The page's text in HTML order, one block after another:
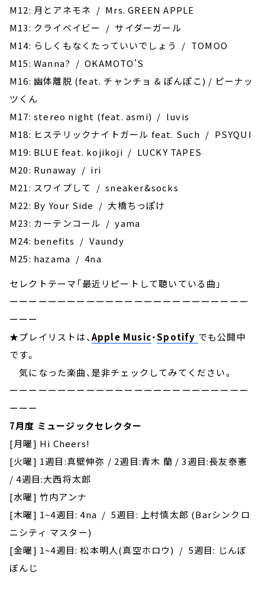
M12: 月とアネモネ / Mrs. GREEN APPLE
M13: クライベイビー / サイダーガール
M14: らしくもなくたっていいでしょう / TOMOO
M15: Wanna? / OKAMOTO'S
M16: 幽体離脱 (feat. チャンチョ & ぽんぽこ) / ピーナッ
ツくん
M17: stereo night (feat. asmi) / luvis
M18: ヒステリックナイトガール feat. Such / PSYQUI
M19: BLUE feat. kojikoji / LUCKY TAPES
M20: Runaway / iri
M21: スワイプして / sneaker&socks
M22: By Your Side / 大橋ちっぽけ
M23: カーテンコール / yama
M24: benefits / Vaundy
M25: hazama / 4na
セレクトテーマ「最近リピートして聴いている曲」
ーーーーーーーーーーーーーーーーーーーーーーーーー
ーーー
★プレイリストは、Apple Music・Spotify でも公開中
です。
気になった楽曲、是非チェックしてみてください。
ーーーーーーーーーーーーーーーーーーーーーーーーー
ーーー
7月度 ミュージックセレクター
[月曜] Hi Cheers!
[火曜] 1週目:真壁伸弥 / 2週目:青木 蘭 / 3週目:長友泰憲
/ 4週目:大西将太郎
[水曜] 竹内アンナ
[木曜] 1~4週目: 4na / 5週目: 上村慎太郎 (Barシンクロ
ニシティ マスター)
[金曜] 1~4週目: 松本明人(真空ホロウ) / 5週目: じんぼ
ぼんじ